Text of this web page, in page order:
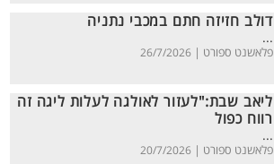
דולב חזיזה חתם במכבי נתניה
...
פלאשנט ספורט | 26/7/2026
ליאב שבת:"לעזור לאולגה לעלות ליגה זה
רווח כפול
...
פלאשנט ספורט | 20/7/2026